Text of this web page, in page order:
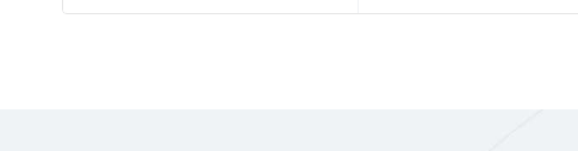
Μετά από τον απαιτούμενο χρόνο, αφαιρέστε